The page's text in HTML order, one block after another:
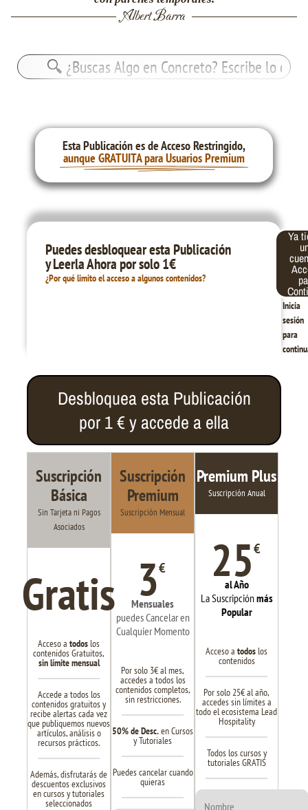
Albert Barra
Buscar:
Esta Publicación es de Acceso Restringido,
aunque GRATUITA para Usuarios Premium
Puedes desbloquear esta Publicación
y Leerla Ahora por solo 1€
¿Por qué limito el acceso a algunos contenidos?
Correo
electrónico
Contraseña
Ya
Inicia
sesión
para
Desbloquea esta Publicación
por 1 € y accede a ella
Suscripción
Básica
Sin Tarjeta ni Pagos
Asociados
Gratis
Acceso atodoslos
contenidos Gratuitos,
sin límite mensual
Accede a todos los
contenidos gratuitos y
recibe alertas cada vez
que publiquemos nuevos
artículos, análisis o
recursos prácticos.
Además, disfrutarás de
descuentos exclusivos
en cursos y tutoriales
seleccionados
Suscripción
Premium
Suscripción Mensual
3€
Mensuales
puedes Cancelar en
Cualquier Momento
Por solo 3€ al mes,
accedes a todos los
contenidos completos,
sin restricciones.
50% de Desc.en Cursos
y Tutoriales
Puedes cancelar cuando
quieras
Premium Plus
Suscripción Anual
25€
al Año
La Suscripciónmás
Popular
Acceso atodoslos
contenidos
Por solo 25€ al año,
accedes sin límites a
todo el ecosistema Lead
Hospitality
Todos los cursos y
tutoriales GRATIS